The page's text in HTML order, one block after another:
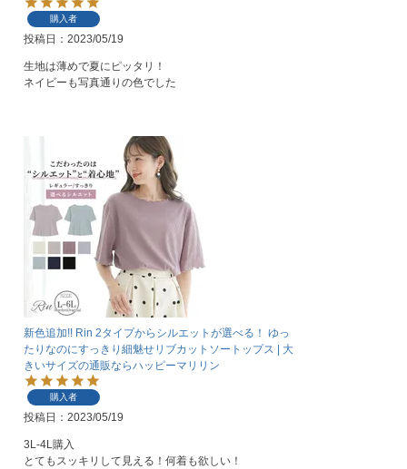
購入者
投稿日 2023/05/19
生地は薄めで夏にピッタリ！
ネイビーも写真通りの色でした
新色追加!! Rin 2タイプからシルエットが選べる！ ゆっ
たりなのにすっきり細魅せリブカットソートップス | 大
きいサイズの通販ならハッピーマリリン
購入者
投稿日 2023/05/19
3L-4L購入
とてもスッキリして見える！何着も欲しい！